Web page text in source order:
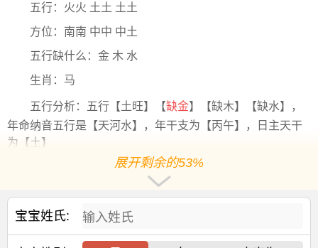
五行：火火 土土 土土
方位：南南 中中 中土
五行缺什么：金 木 水
生肖：马
五行分析：五行【土旺】【缺金】【缺木】【缺水】，
年命纳音五行是【天河水】，年干支为【丙午】，日主天干
为【土】
阳历2026-10-12出生，出生8年11个月0天后起运，阳历
大运干支：乙卯 乙丑 乙亥
展开剩余的53%
宝宝姓氏: